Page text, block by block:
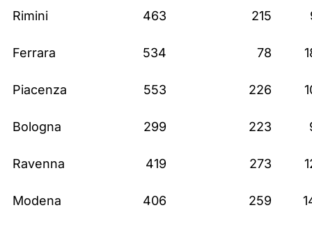
Rimini 463 215
Ferrara 534 78
Piacenza 553 226
Bologna 299 223
Ravenna 419 273
Modena 406 259